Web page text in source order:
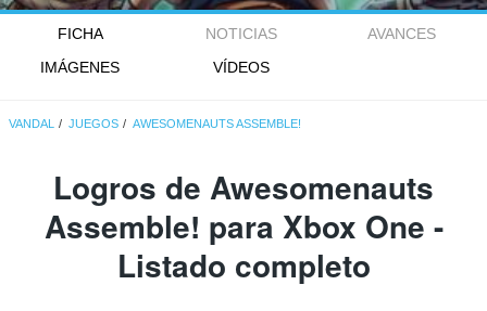
FICHA NOTICIAS
AVANCES
IMÁGENES
VÍDEOS
VANDAL JUEGOS AWESOMENAUTS ASSEMBLE!
Logros de Awesomenauts
Assemble! para Xbox One -
Listado completo